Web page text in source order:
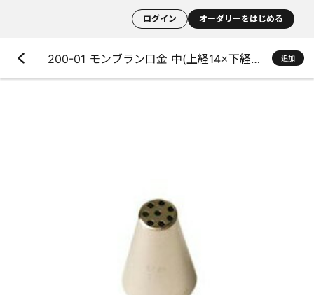
ログイン オーダリーをはじめる
200-01 モンブラン口金 中(上経14×下経30×高さ47mm) 追加